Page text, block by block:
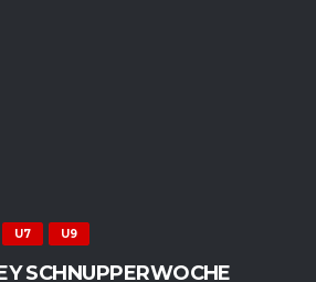
U7 U9
SCHNUPPERWOCHE